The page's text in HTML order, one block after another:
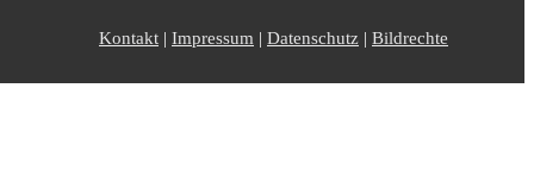
Kontakt | Impressum | Datenschutz | Bildrechte